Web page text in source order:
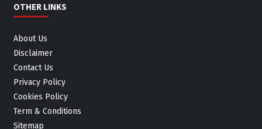
OTHER LINKS
About Us
Disclaimer
Contact Us
Privacy Policy
Cookies Policy
Term & Conditions
Sitemap